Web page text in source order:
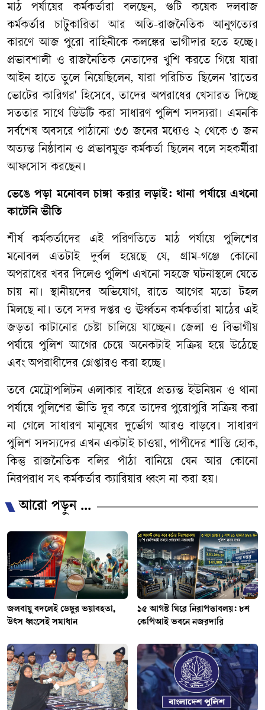
মাঠ পর্যায়ের কর্মকর্তারা বলছেন, গুটি কয়েক দলবাজ
কর্মকর্তার চাটুকারিতা আর অতি-রাজনৈতিক আনুগত্যের
কারণে আজ পুরো বাহিনীকে কলঙ্কের ভাগীদার হতে হচ্ছে।
প্রভাবশালী ও রাজনৈতিক নেতাদের খুশি করতে গিয়ে যারা
আইন হাতে তুলে নিয়েছিলেন, যারা পরিচিত ছিলেন 'রাতের
ভোটের কারিগর' হিসেবে, তাদের অপরাধের খেসারত দিচ্ছে
সততার সাথে ডিউটি করা সাধারণ পুলিশ সদস্যরা। এমনকি
সর্বশেষ অবসরে পাঠানো ৩৩ জনের মধ্যেও ২ থেকে ৩ জন
অত্যন্ত নিষ্ঠাবান ও প্রভাবমুক্ত কর্মকর্তা ছিলেন বলে সহকর্মীরা
আফসোস করছেন।
ভেঙে পড়া মনোবল চাঙ্গা করার লড়াই: থানা পর্যায়ে এখনো
কাটেনি ভীতি
শীর্ষ কর্মকর্তাদের এই পরিণতিতে মাঠ পর্যায়ে পুলিশের
মনোবল এতটাই দুর্বল হয়েছে যে, গ্রাম-গঞ্জে কোনো
অপরাধের খবর দিলেও পুলিশ এখনো সহজে ঘটনাস্থলে যেতে
চায় না। স্থানীয়দের অভিযোগ, রাতে আগের মতো টহল
মিলছে না। তবে সদর দপ্তর ও ঊর্ধ্বতন কর্মকর্তারা মাঠের এই
জড়তা কাটানোর চেষ্টা চালিয়ে যাচ্ছেন। জেলা ও বিভাগীয়
পর্যায়ে পুলিশ আগের চেয়ে অনেকটাই সক্রিয় হয়ে উঠেছে
এবং অপরাধীদের গ্রেপ্তারও করা হচ্ছে।
তবে মেট্রোপলিটন এলাকার বাইরে প্রত্যন্ত ইউনিয়ন ও থানা
পর্যায়ে পুলিশের ভীতি দূর করে তাদের পুরোপুরি সক্রিয় করা
না গেলে সাধারণ মানুষের দুর্ভোগ আরও বাড়বে। সাধারণ
পুলিশ সদস্যদের এখন একটাই চাওয়া, পাপীদের শাস্তি হোক,
কিন্তু রাজনৈতিক বলির পাঁঠা বানিয়ে যেন আর কোনো
নিরপরাধ সৎ কর্মকর্তার ক্যারিয়ার ধ্বংস না করা হয়।
আরো পড়ুন ...
জলবায়ু বদলেই ডেঙ্গুর ভয়াবহতা,
উৎস ধ্বংসেই সমাধান
১৫ আগস্ট ঘিরে নিরাপত্তাবলয়: ৮শ
কেপিআই ভবনে নজরদারি